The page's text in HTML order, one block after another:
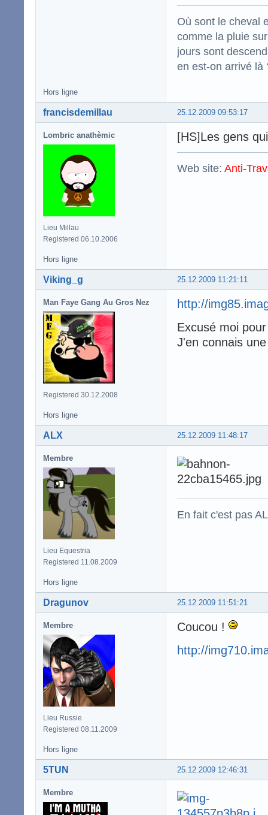
Où sont le cheval
comme la pluie
jours sont
en est-on arrivé là
Hors ligne
25.12.2009 09:53:17
francisdemillau
Lombric anathèmic
Lieu Millau
Registered 06.10.2006
[HS]Les gens
Web site: Anti-
Hors ligne
25.12.2009 11:21:11
Viking_g
Man Faye Gang Au Gros Nez
Registered 30.12.2008
http://
Excusé moi
J'en connais
Hors ligne
25.12.2009 11:48:17
ALX
Membre
Lieu Equestria
Registered 11.08.2009
En fait c'est pas
Hors ligne
25.12.2009 11:51:21
Dragunov
Membre
Lieu Russie
Registered 08.11.2009
Coucou !
http://
Hors ligne
25.12.2009 12:46:31
5TUN
Membre